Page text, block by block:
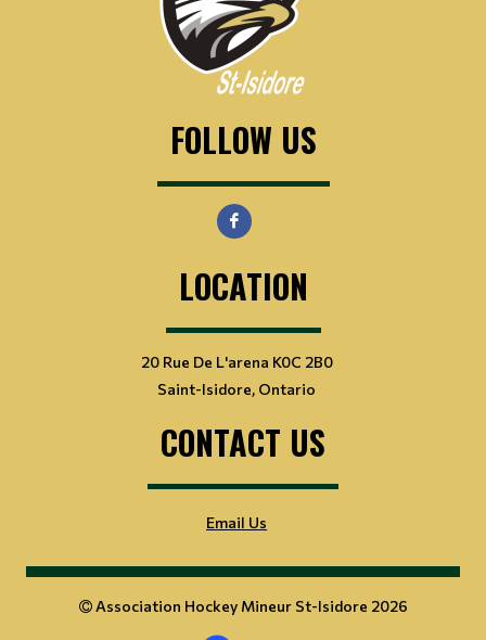
FOLLOW US
LOCATION
20 Rue De L'arena K0C 2B0
Saint-Isidore, Ontario
CONTACT US
Email Us
Association Hockey Mineur St-Isidore 2026